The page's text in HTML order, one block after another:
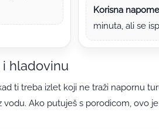
Korisna
minuta, ali se
hladovinu
ti treba izlet koji ne traži napornu
Ako putuješ s porodicom, ovo